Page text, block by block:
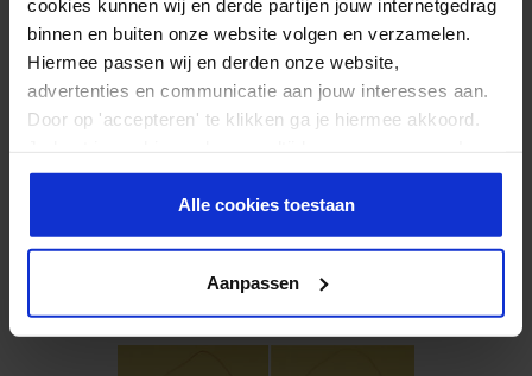
cookies kunnen wij en derde partijen jouw internetgedrag
binnen en buiten onze website volgen en verzamelen.
Hiermee passen wij en derden onze website,
advertenties en communicatie aan jouw interesses aan.
Door op 'accepteren' te klikken ga je hiermee akkoord.
er meer over in onsprivacy beleid.
Alle cookies toestaan
Aanpassen
SIDE TO SIDE